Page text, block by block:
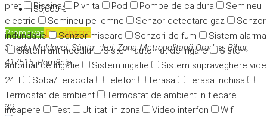
pret
Piscina Pivnita Pod Pompe de caldura
Semineu
electric
Semineu pe lemne Senzor detectare gaz
Senzor
indundatie
Senzor miscare Senzori de fum
Sistem alarma
Sistem antiincediu
Sistem automat de irigare
Sistem
automat de irigatie
Sistem irigatie
Sistem supraveghere
24H
Soba/Teracota Telefon Terasa
Terasa inchisa
Termostat de ambient
Termostat de ambient in fiecare
incapere
Test Utilitati in zona Video interfon Wifi
135,000 €
PromovatDe vânzare
Strada Moldovei, Sântandrei, Zona Metropolitană Oradea, Bihor,
417515, România
32